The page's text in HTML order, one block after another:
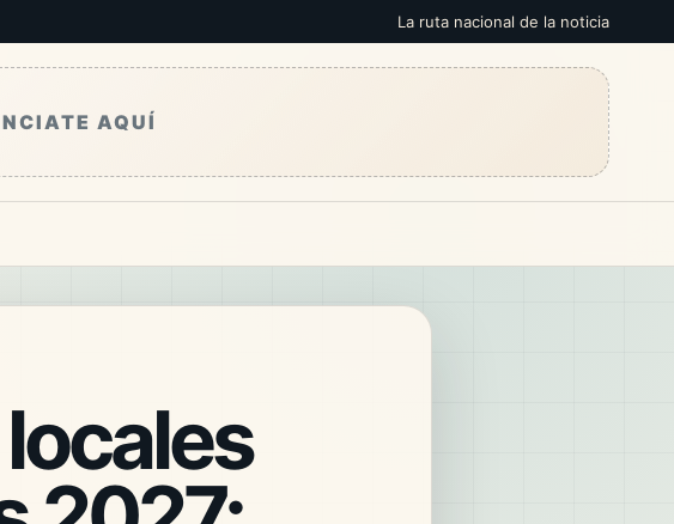
La ruta nacional de la noticia
AQUÍ